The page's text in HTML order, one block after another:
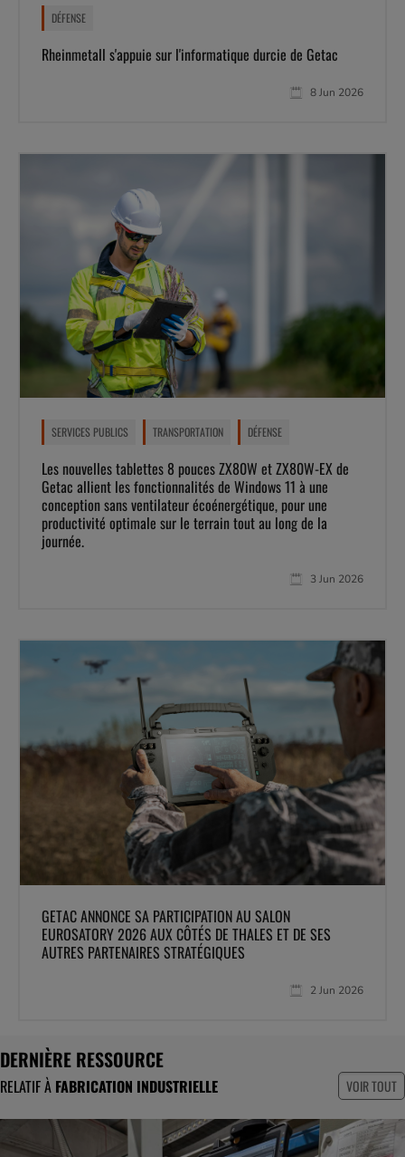
DÉFENSE
Rheinmetall s'appuie sur l'informatique durcie de Getac
8 Jun 2026
SERVICES PUBLICS TRANSPORTATION DÉFENSE
Les nouvelles tablettes 8 pouces ZX80W et ZX80W-EX de
Getac allient les fonctionnalités de Windows 11 à une
conception sans ventilateur écoénergétique, pour une
productivité optimale sur le terrain tout au long de la
journée.
3 Jun 2026
GETAC ANNONCE SA PARTICIPATION AU SALON
EUROSATORY 2026 AUX CÔTÉS DE THALES ET DE SES
AUTRES PARTENAIRES STRATÉGIQUES
2 Jun 2026
DERNIÈRE RESSOURCE
RELATIF À FABRICATION INDUSTRIELLE VOIR TOUT